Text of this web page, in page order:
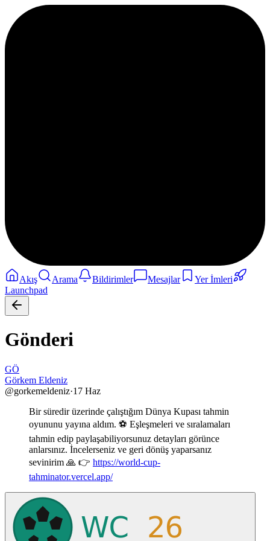
Akış Arama Bildirimler Mesajlar
Yer İmleri
Launchpad
Gönderi
GÖ
Görkem Eldeniz
@gorkemeldeniz·17 Haz
Bir süredir üzerinde çalıştığım Dünya Kupası tahmin
oyununu yayına aldım. ⚽ Eşleşmeleri ve sıralamaları
tahmin edip paylaşabiliyorsunuz detayları görünce
anlarsınız. İncelerseniz ve geri dönüş yaparsanız
sevinirim 🙏 👉 https://world-cup-
tahminator.vercel.app/